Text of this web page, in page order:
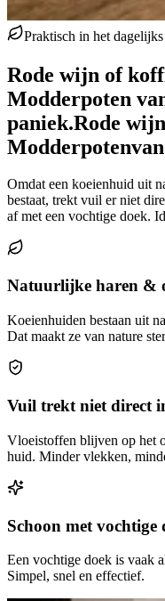
Praktisch in het
Rode wijn of
Modderpoten
paniek.Rode
Modderpoten
Omdat een koeienhuid uit
bestaat, trekt vuil er niet
af met een vochtige doek.
Natuurlijke haren &
Koeienhuiden bestaan uit
Dat maakt ze van nature
Vuil trekt niet direct
Vloeistoffen blijven op het
huid. Minder vlekken,
Schoon met vochtige
Een vochtige doek is vaak
Simpel, snel en effectief.